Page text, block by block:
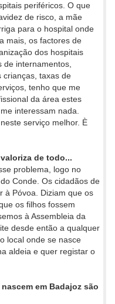
periféricos. O que
de risco, a mãe
para o hospital onde
mais, os factores de
dos hospitais
de internamentos,
crianças, taxas de
tenho que me
da área estes
interessam nada.
serviço melhor. È
de todo...
problema, logo no
Conde. Os cidadãos de
à Póvoa. Diziam que os
os filhos fossem
à Assembleia da
desde então a qualquer
local onde se nasce
aldeia e quer registar o
em Badajoz são